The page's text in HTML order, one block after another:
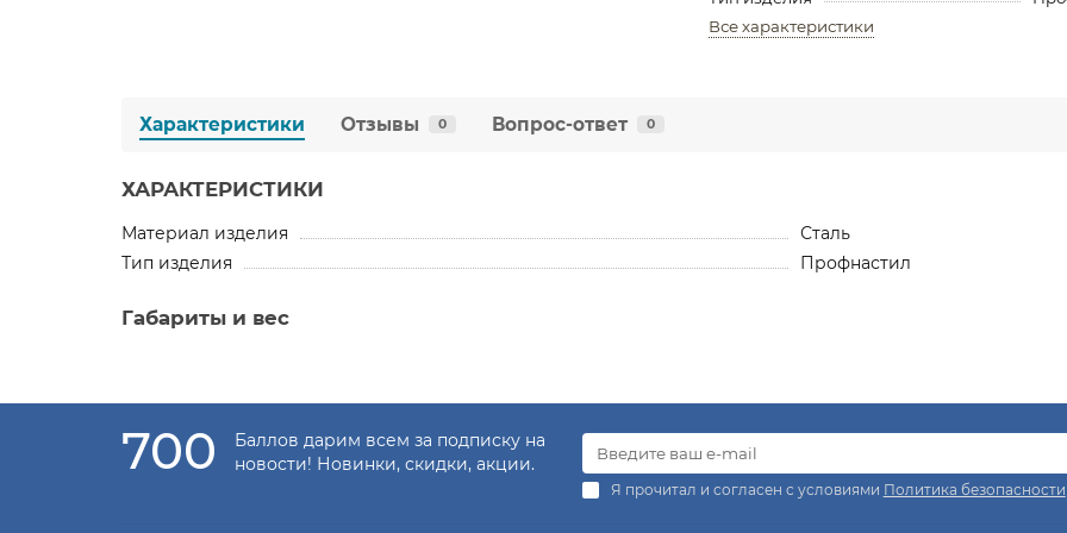
Все характеристики
Характеристики Отзывы 0 Вопрос-ответ 0
ХАРАКТЕРИСТИКИ
Материал изделия
Сталь
Тип изделия
Профнастил
Габариты и вес
700
Баллов дарим всем за подписку на
новости! Новинки, скидки, акции.
Я прочитал и согласен с условиями Политика безопасности